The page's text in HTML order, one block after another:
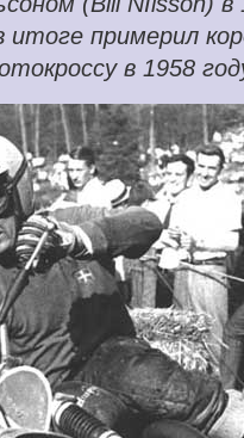
итоге примерил
в 1958